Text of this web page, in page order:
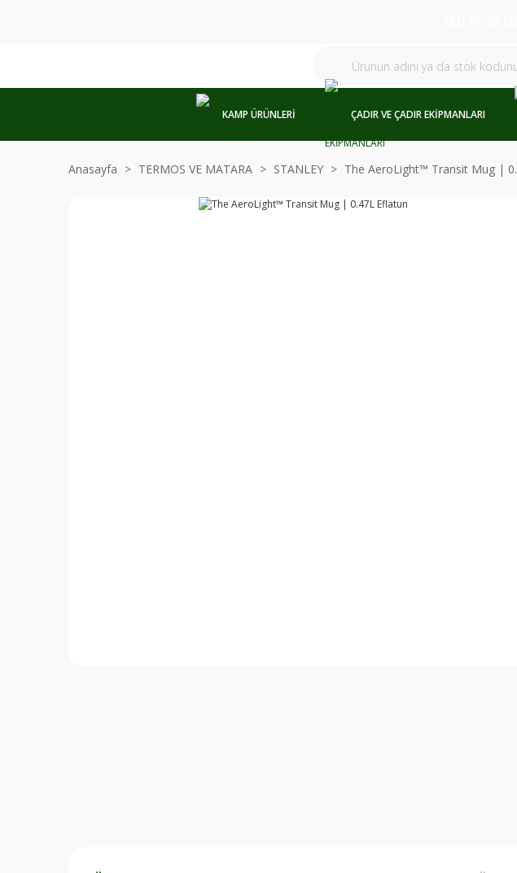
KAMP ÜRÜNLERİ ÇADIR VE ÇADIR EKİPMANLARI
Anasayfa TERMOS VE MATARA STANLEY The AeroLight™ Transit Mug |